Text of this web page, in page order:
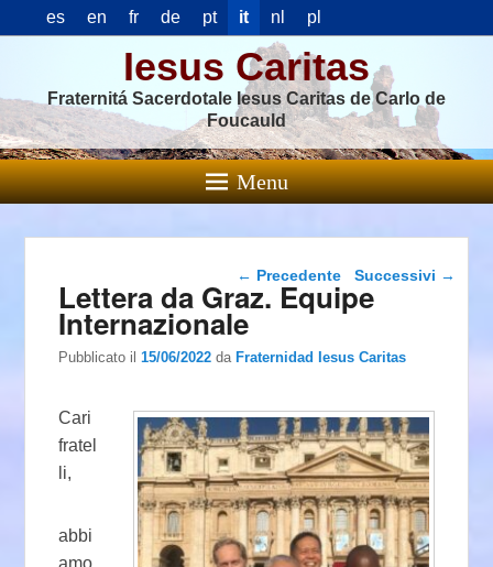
es en fr de pt it nl pl
Iesus Caritas
Fraternitá Sacerdotale Iesus Caritas de Carlo de
Foucauld
Menu
Navigazione articolo
← Precedente Successivi →
Lettera da Graz. Equipe
Internazionale
Pubblicato il15/06/2022 daFraternidad Iesus Caritas
Cari
fratel
li,
abbi
amo